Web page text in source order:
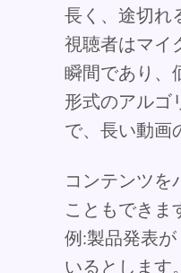
長く、途切れ
視聴者はマイ
瞬間であり、
形式のアルゴ
で、長い動画
コンテンツを
こともできま
例:製品発表
いるとします。